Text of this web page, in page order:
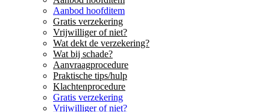
Aanbod hoofditem
Gratis verzekering
Vrijwilliger of niet?
Wat dekt de verzekering?
Wat bij schade?
Aanvraagprocedure
Praktische tips/hulp
Klachtenprocedure
Gratis verzekering
Vrijwilliger of niet?